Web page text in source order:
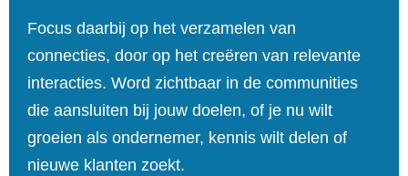
Focus daarbij op het verzamelen van
connecties, door op het creëren van relevante
interacties. Word zichtbaar in de communities
die aansluiten bij jouw doelen, of je nu wilt
groeien als ondernemer, kennis wilt delen of
nieuwe klanten zoekt.